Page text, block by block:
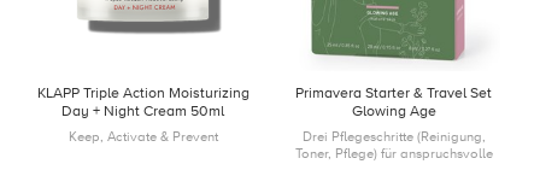
KLAPP Triple Action Moisturizing
Day + Night Cream 50ml
Keep, Activate & Prevent
Primavera Starter & Travel Set
Glowing Age
Drei Pflegeschritte (Reinigung,
Toner, Pflege) für anspruchsvolle